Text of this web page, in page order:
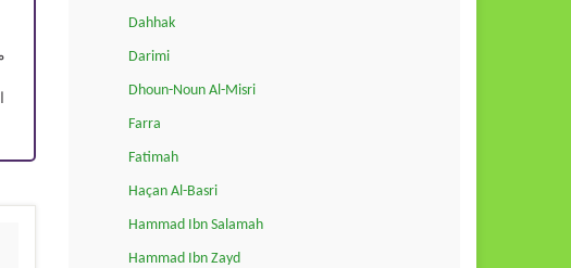
Dahhak
Darimi
Dhoun-Noun Al-Misri
Farra
Fatimah
Haçan Al-Basri
Hammad Ibn Salamah
Hammad Ibn Zayd